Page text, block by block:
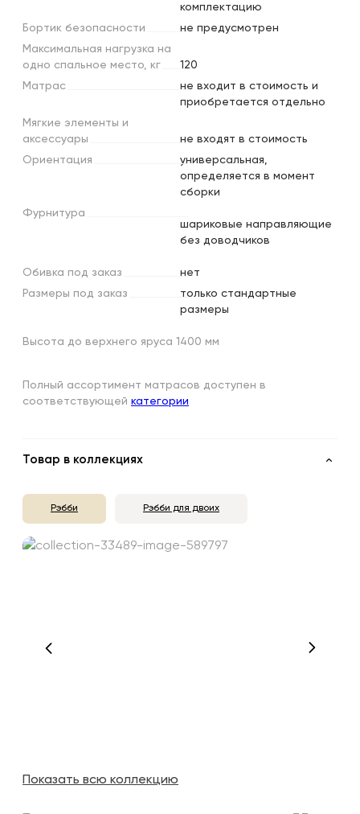
комплектацию
Бортик безопасности
не предусмотрен
Максимальная нагрузка на
одно спальное место, кг
120
Матрас
не входит в стоимость и
приобретается отдельно
Мягкие элементы и
аксессуары
не входят в стоимость
Ориентация
универсальная,
определяется в момент
сборки
Фурнитура
шариковые направляющие
без доводчиков
Обивка под заказ
нет
Размеры под заказ
только стандартные
размеры
Высота до верхнего яруса 1400 мм
Полный ассортимент матрасов доступен в
соответствующей категории
Товар в коллекциях
Рэбби Рэбби для двоих
Показать всю коллекцию